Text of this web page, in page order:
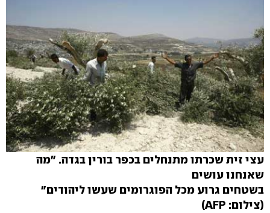
עצי זית שכרתו מתנחלים בכפר בורין בגדה. "מה
שאנחנו עושים
בשטחים גרוע מכל הפוגרומים שעשו ליהודים"
(צילום: AFP)